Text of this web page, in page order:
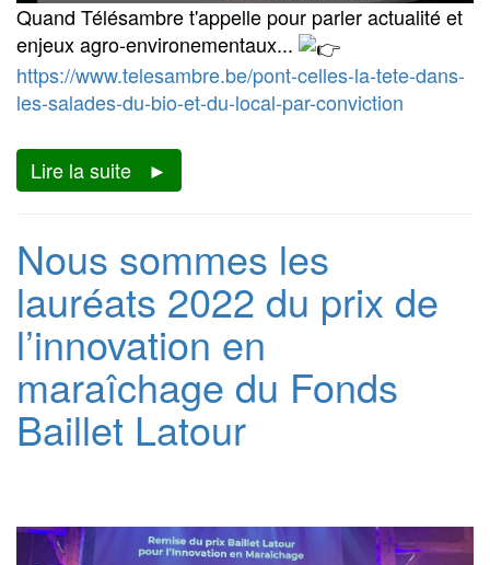
Quand Télésambre t'appelle pour parler actualité et
enjeux agro-environementaux...
https://www.telesambre.be/pont-celles-la-tete-dans-
les-salades-du-bio-et-du-local-par-conviction
Lire la suite
Nous sommes les
lauréats 2022 du prix de
l’innovation en
maraîchage du Fonds
Baillet Latour